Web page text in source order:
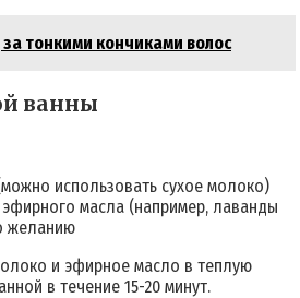
за тонкими кончиками волос
ванны
использовать сухое молоко)
масла (например, лаванды
желанию
и эфирное масло в теплую
в течение 15-20 минут.